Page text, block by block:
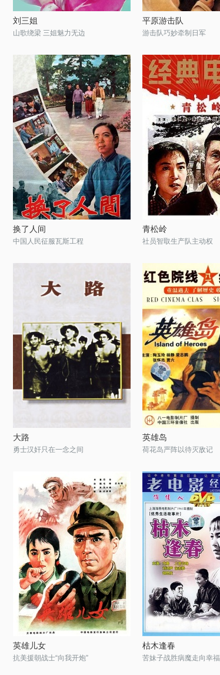
刘三姐
山歌绕梁 三姐魅力无边
平原游击队
游击队巧妙牵制日军
换了人间
中国人民征服瓦斯工程
青松岭
社员智取生产队主动权
大路
勇士汉奸只在一念之间
英雄岛
荷花岛严阵以待灭敌记
英雄儿女
抗美援朝战士“向我开炮”
枯木逢春
苦妹子战胜病魔走向幸福